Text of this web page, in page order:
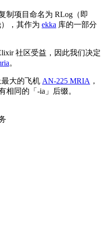
制项目命名为 RLog（即
），其作为 ekka 库的一部分
社区受益，因此我们决定
。
大的飞机 AN-225 MRIA ，
相同的「-ia」后缀。